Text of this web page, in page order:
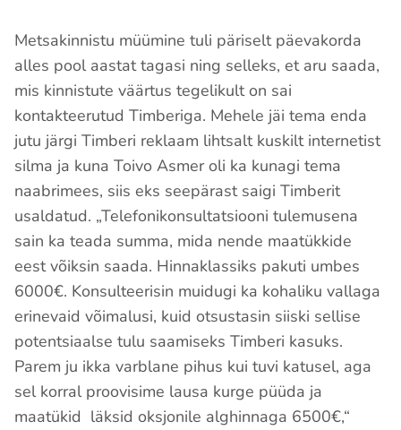
Metsakinnistu müümine tuli päriselt päevakorda
alles pool aastat tagasi ning selleks, et aru saada,
mis kinnistute väärtus tegelikult on sai
kontakteerutud Timberiga. Mehele jäi tema enda
jutu järgi Timberi reklaam lihtsalt kuskilt internetist
silma ja kuna Toivo Asmer oli ka kunagi tema
naabrimees, siis eks seepärast saigi Timberit
usaldatud. „Telefonikonsultatsiooni tulemusena
sain ka teada summa, mida nende maatükkide
eest võiksin saada. Hinnaklassiks pakuti umbes
6000€. Konsulteerisin muidugi ka kohaliku vallaga
erinevaid võimalusi, kuid otsustasin siiski sellise
potentsiaalse tulu saamiseks Timberi kasuks.
Parem ju ikka varblane pihus kui tuvi katusel, aga
sel korral proovisime lausa kurge püüda ja
maatükid läksid oksjonile alghinnaga 6500€,“